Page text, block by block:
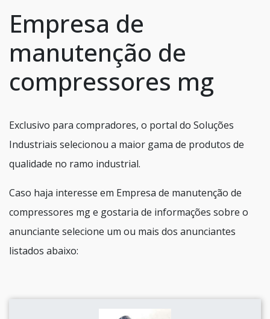
Empresa de
manutenção de
compressores mg
Exclusivo para compradores, o portal do Soluções
Industriais selecionou a maior gama de produtos de
qualidade no ramo industrial.
Caso haja interesse em Empresa de manutenção de
compressores mg e gostaria de informações sobre o
anunciante selecione um ou mais dos anunciantes
listados abaixo: